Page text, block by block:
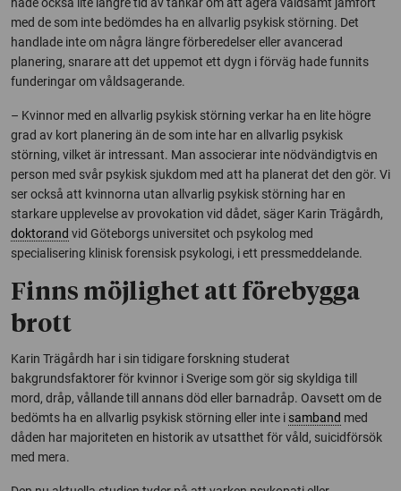
med de som inte bedömdes ha en allvarlig psykisk störning. Det
handlade inte om några längre förberedelser eller avancerad
planering, snarare att det uppemot ett dygn i förväg hade funnits
funderingar om våldsagerande.
– Kvinnor med en allvarlig psykisk störning verkar ha en lite högre
grad av kort planering än de som inte har en allvarlig psykisk
störning, vilket är intressant. Man associerar inte nödvändigtvis en
person med svår psykisk sjukdom med att ha planerat det den gör. Vi
ser också att kvinnorna utan allvarlig psykisk störning har en
starkare upplevelse av provokation vid dådet, säger Karin Trägårdh,
doktorand vid Göteborgs universitet och psykolog med
specialisering klinisk forensisk psykologi, i ett pressmeddelande.
Finns möjlighet att förebygga
brott
Karin Trägårdh har i sin tidigare forskning studerat
bakgrundsfaktorer för kvinnor i Sverige som gör sig skyldiga till
mord, dråp, vållande till annans död eller barnadråp. Oavsett om de
bedömts ha en allvarlig psykisk störning eller inte i samband med
dåden har majoriteten en historik av utsatthet för våld, suicidförsök
med mera.